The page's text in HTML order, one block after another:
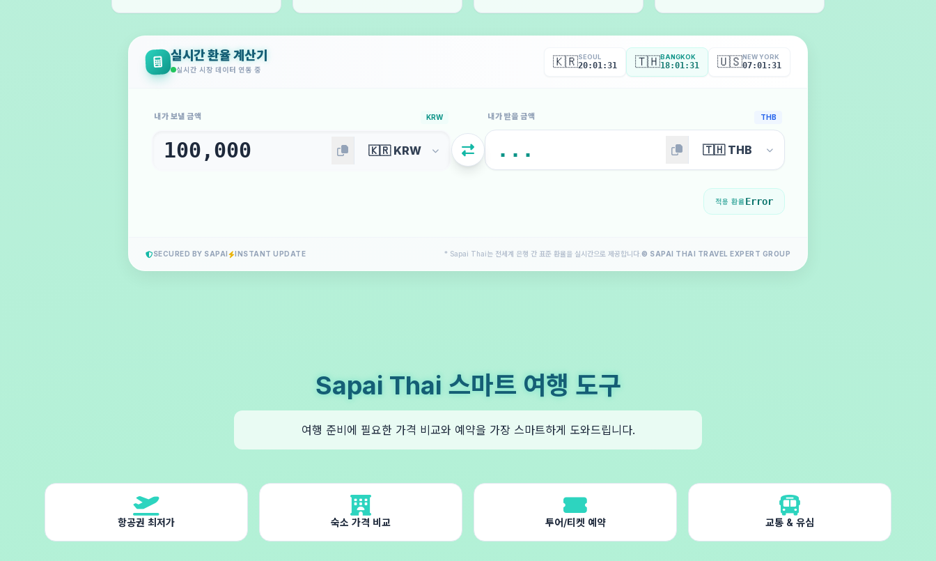
실시간 환율 계산기
실시간 시장 데이터 연동 중
🇰🇷SEOUL
20:01:33 🇹🇭BANGKOK
18:01:33 🇺🇸NEW YORK
07:01:33
내가 보낼 금액 KRW 내가 받을 금액 THB
적용 환율Error
SECURED BY SAPAI INSTANT UPDATE * Sapai Thai는 전세계 은행 간 표준 환율을 실시간으로 제공합니다. © SAPAI THAI TRAVEL EXPERT GROUP
Sapai Thai 스마트 여행 도구
여행 준비에 필요한 가격 비교와 예약을 가장 스마트하게 도와드립니다.
항공권 최저가 숙소 가격 비교 투어/티켓 예약 교통 & 유심